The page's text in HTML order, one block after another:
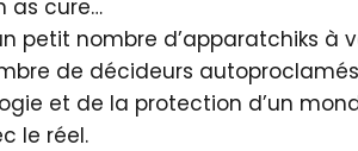
as cure…
petit nombre d’apparatchiks à
de décideurs
et de la protection d’un
le réel.